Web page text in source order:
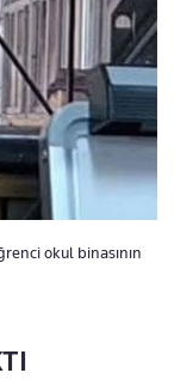
okul binasının